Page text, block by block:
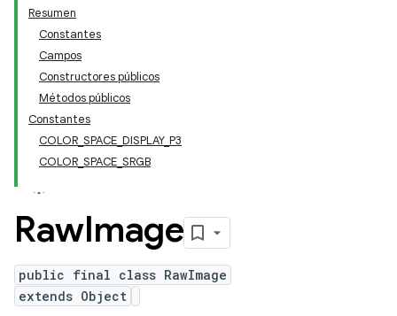
Resumen
Constantes
Campos
Constructores públicos
Métodos públicos
Constantes
COLOR_SPACE_DISPLAY_P3
COLOR_SPACE_SRGB
RawImage
public final class RawImage
extends Object